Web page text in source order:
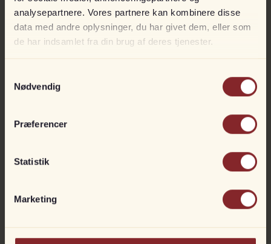
analysepartnere. Vores partnere kan kombinere disse
data med andre oplysninger, du har givet dem, eller som
de har indsamlet fra din brug af deres tjenester.
Nødvendig
Præferencer
Statistik
Marketing